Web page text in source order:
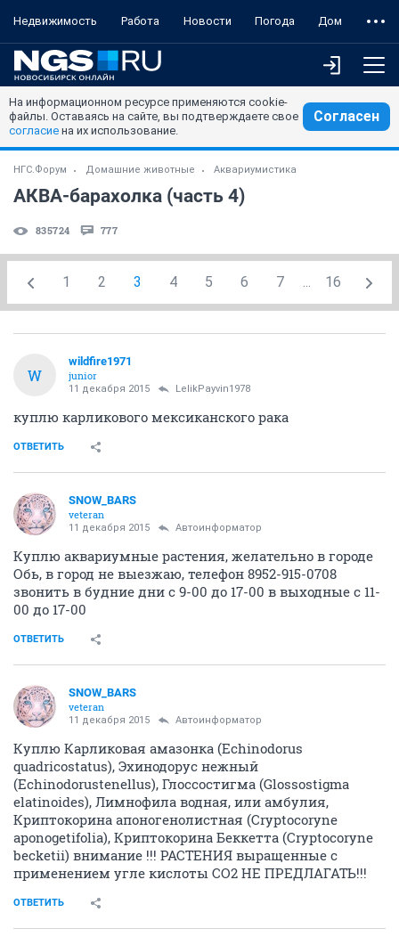
Недвижимость Работа Новости Погода Дом
На информационном ресурсе применяются cookie-
файлы. Оставаясь на сайте, вы подтверждаете свое
согласие на их использование.
Согласен
НГС.Форум Домашние животные Аквариумистика
АКВА-барахолка (часть 4)
835724 777
1 2 3 4 5 6 7 ... 16
W
wildfire1971
junior
11 декабря 2015 LelikPayvin1978
куплю карликового мексиканского рака
ОТВЕТИТЬ
SNOW_BARS
veteran
11 декабря 2015 Автоинформатор
Куплю аквариумные растения, желательно в городе
Обь, в город не выезжаю, телефон 8952-915-0708
звонить в будние дни с 9-00 до 17-00 в выходные с 11-
00 до 17-00
ОТВЕТИТЬ
SNOW_BARS
veteran
11 декабря 2015 Автоинформатор
Куплю Карликовая амазонка (Echinodorus
quadricostatus), Эхинодорус нежный
(Echinodorustenellus), Глоссостигма (Glossostigma
elatinoides), Лимнофила водная, или амбулия,
Криптокорина апоногенолистная (Cryptocoryne
aponogetifolia), Криптокорина Беккетта (Cryptocoryne
becketii) внимание !!! РАСТЕНИЯ выращенные с
применением угле кислоты СО2 НЕ ПРЕДЛАГАТЬ!!!
ОТВЕТИТЬ